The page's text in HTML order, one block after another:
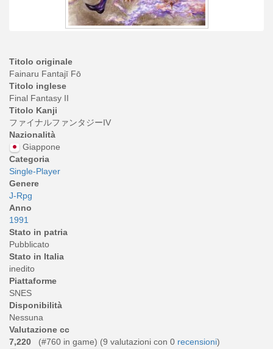
Titolo originale
Fainaru Fantajī Fō
Titolo inglese
Final Fantasy II
Titolo Kanji
ファイナルファンタジーIV
Nazionalità
Giappone
Categoria
Single-Player
Genere
J-Rpg
Anno
1991
Stato in patria
Pubblicato
Stato in Italia
inedito
Piattaforme
SNES
Disponibilità
Nessuna
Valutazione cc
7,220
(#760 in game) (9 valutazioni con 0 recensioni)